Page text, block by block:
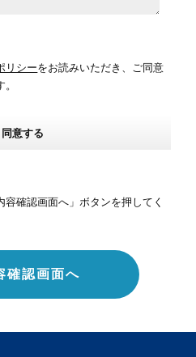
リシーをお読みいただき、ご同意
同意する
確認画面へ」ボタンを押してく